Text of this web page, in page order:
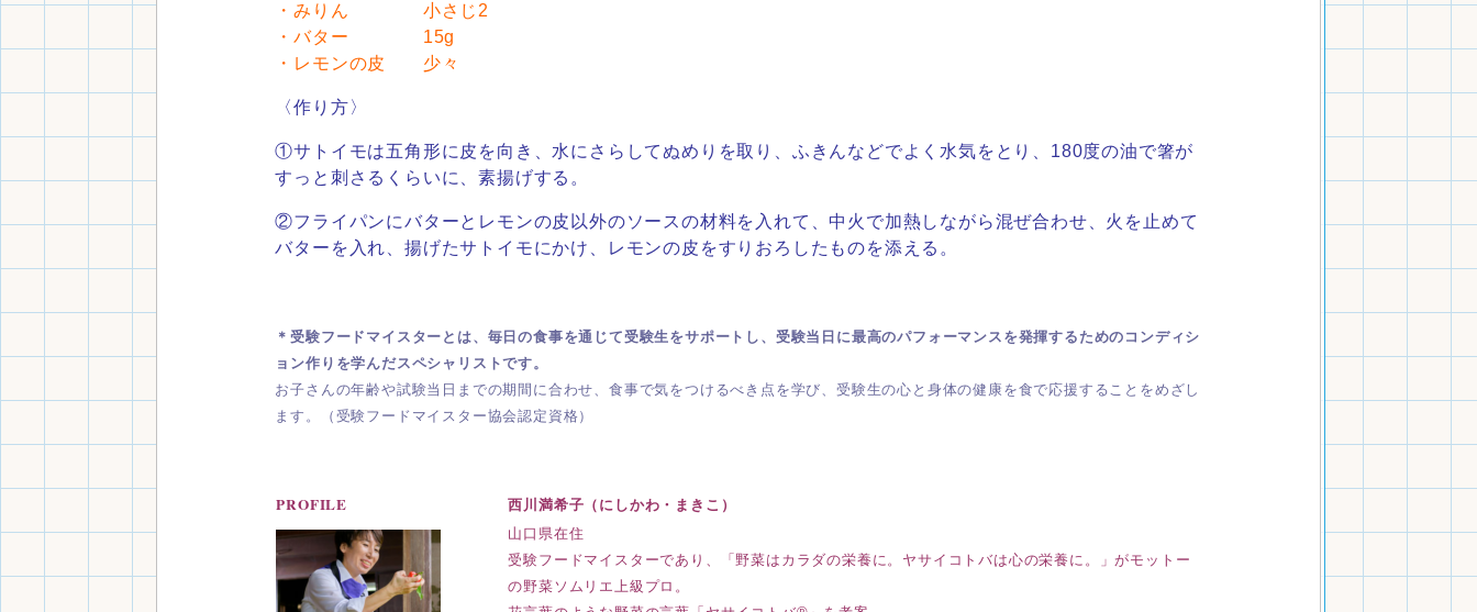
・みりん 小さじ2
・バター 15g
・レモンの皮 少々
〈作り方〉
①サトイモは五角形に皮を向き、水にさらしてぬめりを取り、 ふきんなどでよく水気をとり、180度の油で箸が
すっと刺さるくらいに、素揚げする。
②フライパンにバターとレモンの皮以外のソースの材料を入れて、 中火で加熱しながら混ぜ合わせ、火を止めて
バターを入れ、 揚げたサトイモにかけ、レモンの皮をすりおろしたものを添える。
＊受験フードマイスターとは、 毎日の食事を通じて受験生をサポートし、受験当日に最高のパフォーマンスを発揮するためのコンディシ
ョン作りを学んだスペシャリストです。
お子さんの年齢や試験当日までの期間に合わせ、食事で気をつけるべき点を学び、受験生の心と身体の健康を食で応援することをめざし
ます。
（受験フードマイスター協会認定資格）
PROFILE 西川満希子（にしかわ・まきこ）
山口県在住
受験フードマイスターであり、「野菜はカラダの栄養に。ヤサイコトバは心の栄養に。」がモットー
の野菜ソムリエ上級プロ。